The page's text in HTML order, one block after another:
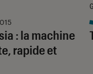
: la machine
rapide et